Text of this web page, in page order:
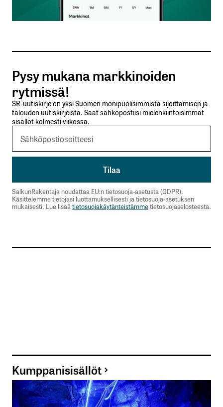
Sähköpostiosoitteesi
Tilaa SalkunRakentajan uutiskirje
Lähetä kommentti
Pysy mukana markkinoiden
rytmissä!
SR-uutiskirje on yksi Suomen monipuolisimmista sijoittamisen ja
talouden uutiskirjeistä. Saat sähköpostiisi mielenkiintoisimmat
sisällöt kolmesti viikossa.
SalkunRakentaja noudattaa EU:n tietosuoja-asetusta (GDPR).
Käsittelemme tietojasi luottamuksellisesti ja tietosuoja-asetuksen
mukaisesti. Lue lisäätietosuojakäytänteistämmetietosuojaselosteesta.
Kumppanisisällöt